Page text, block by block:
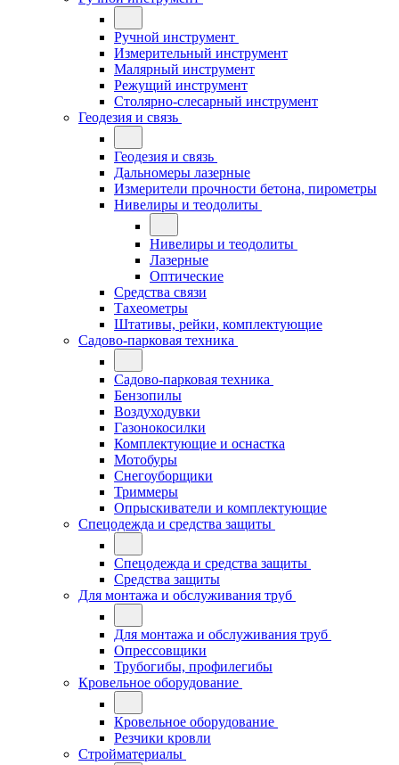
Ручной инструмент
Измерительный инструмент
Малярный инструмент
Режущий инструмент
Столярно-слесарный инструмент
Геодезия и связь
Геодезия и связь
Дальномеры лазерные
Измерители прочности бетона, пирометры
Нивелиры и теодолиты
Нивелиры и теодолиты
Лазерные
Оптические
Средства связи
Тахеометры
Штативы, рейки, комплектующие
Садово-парковая техника
Садово-парковая техника
Бензопилы
Воздуходувки
Газонокосилки
Комплектующие и оснастка
Мотобуры
Снегоуборщики
Триммеры
Опрыскиватели и комплектующие
Спецодежда и средства защиты
Спецодежда и средства защиты
Средства защиты
Для монтажа и обслуживания труб
Для монтажа и обслуживания труб
Опрессовщики
Трубогибы, профилегибы
Кровельное оборудование
Кровельное оборудование
Резчики кровли
Стройматериалы